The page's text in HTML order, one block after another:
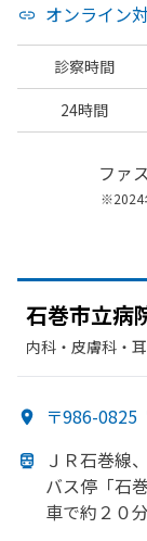
オンライン
診察時間
24時間
ファ
※2024
石巻市立病
内科・​皮膚科・​
〒986-0825
ＪＲ石巻線、
バス停 「石
車で約２０分